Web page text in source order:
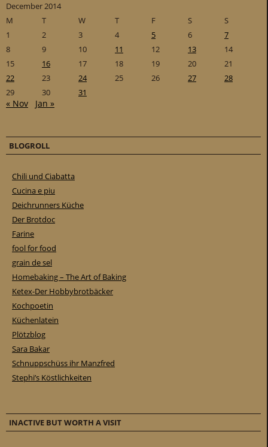
December 2014
M
T W T F S
S
1
2 3 4 5 6
7
8
9 10 11 12 13
14
15
16 17 18 19 20
21
22
23 24 25 26 27
28
29
30 31
« Nov Jan »
BLOGROLL
Chili und Ciabatta
Cucina e piu
Deichrunners Küche
Der Brotdoc
Farine
fool for food
grain de sel
Homebaking – The Art of Baking
Ketex-Der Hobbybrotbäcker
Kochpoetin
Küchenlatein
Plötzblog
Sara Bakar
Schnuppschüss ihr Manzfred
Stephi’s Köstlichkeiten
INACTIVE BUT WORTH A VISIT